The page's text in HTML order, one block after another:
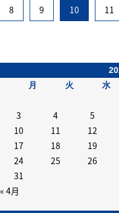
8 9 10 11
月
火 水
« 4月
3
4 5
10
11 12
17
18 19
24
25 26
31